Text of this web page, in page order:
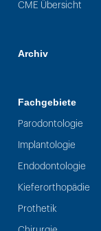
CME Übersicht
Archiv
Fachgebiete
Parodontologie
Implantologie
Endodontologie
Kieferorthopädie
Prothetik